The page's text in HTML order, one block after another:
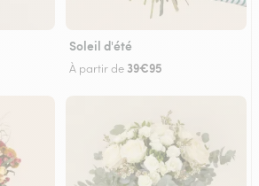
Soleil d'été
À partir de 39€95